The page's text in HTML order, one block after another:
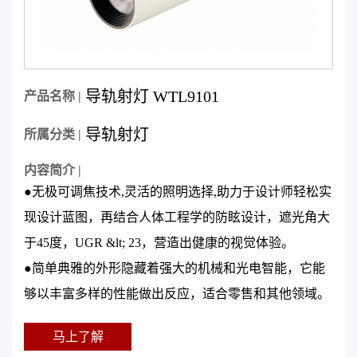
产品名称 | 导轨射灯 WTL9101
所属分类 | 导轨射灯
内容简介 |
●无极可调焦技术,灵活的照明选择,助力于设计师轻松实
现设计蓝图，再结合人体工程学的防眩设计，遮光角大
于45度，UGR &lt; 23，营造出健康的视觉体验。
●简单典雅的外形隐藏着强大的机械和光电智能，它能
够以丰富多样的性能做出反应，适合零售和其他领域。
马上了解